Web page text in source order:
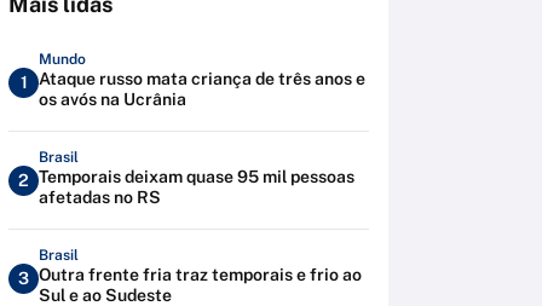
1
Mundo
Ataque russo mata criança de três anos e
os avós na Ucrânia
2
Brasil
Temporais deixam quase 95 mil pessoas
afetadas no RS
3
Brasil
Outra frente fria traz temporais e frio ao
Sul e ao Sudeste